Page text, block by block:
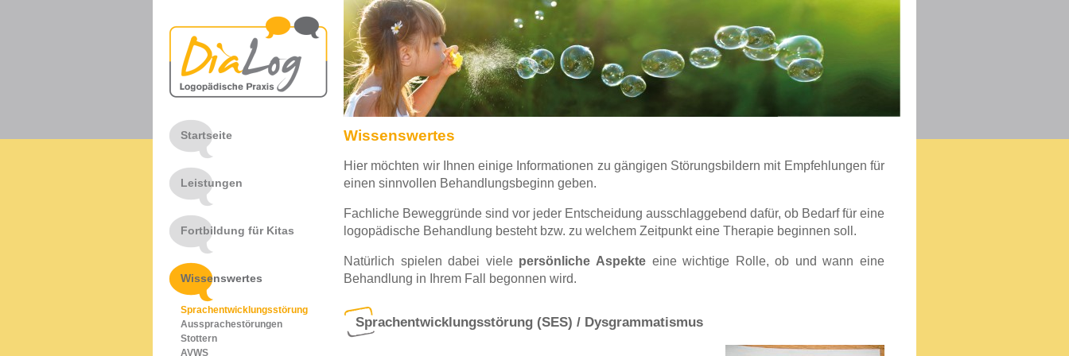
Startseite
Leistungen
Fortbildung für Kitas
Wissenswertes
Sprachentwicklungsstörung
Aussprachestörungen
Stottern
AVWS
Wissenswertes
Hier möchten wir Ihnen einige Informationen zu gängigen Störungsbildern mit Empfehlungen für
einen sinnvollen Behandlungsbeginn geben.
Fachliche Beweggründe sind vor jeder Entscheidung ausschlaggebend dafür, ob Bedarf für eine
logopädische Behandlung besteht bzw. zu welchem Zeitpunkt eine Therapie beginnen soll.
Natürlich spielen dabei viele persönliche Aspekteeine wichtige Rolle, ob und wann eine
Behandlung in Ihrem Fall begonnen wird.
Sprachentwicklungsstörung (SES) / Dysgrammatismus